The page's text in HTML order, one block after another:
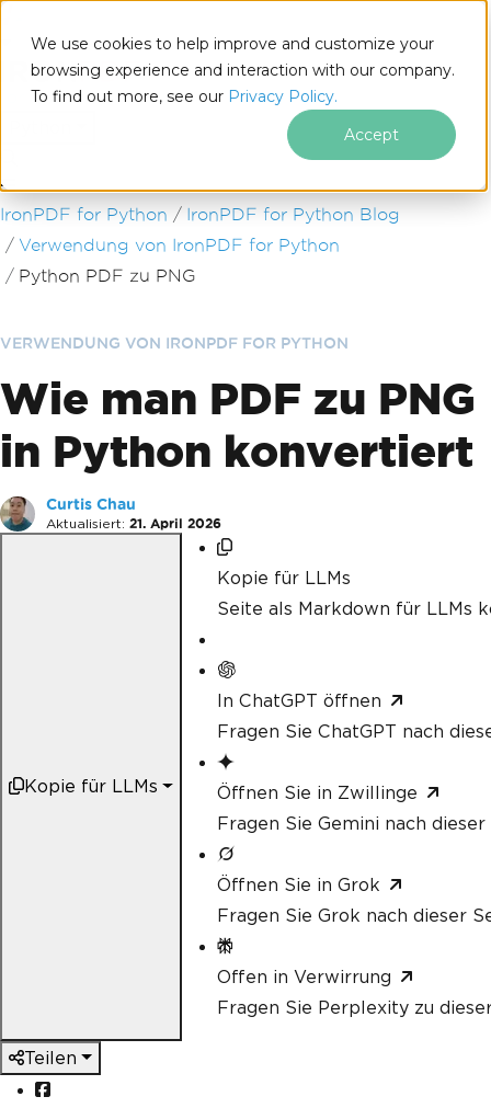
We use cookies to help improve and customize your
browsing experience and interaction with our company.
To find out more, see our Privacy Policy.
Accept
Zum Fußzeileninhalt springen
IronPDF for Python
IronPDF for Python Blog
Verwendung von IronPDF for Python
Python PDF zu PNG
VERWENDUNG VON IRONPDF FOR PYTHON
Wie man PDF zu PNG
in Python konvertiert
Curtis Chau
Aktualisiert: 21. April 2026
Kopie für LLMs
Kopie für LLMs
Seite als Markdown für LLMs
In ChatGPT öffnen
Fragen Sie ChatGPT nach
Öffnen Sie in Zwillinge
Fragen Sie Gemini nach
Öffnen Sie in Grok
Fragen Sie Grok nach dieser
Offen in Verwirrung
Fragen Sie Perplexity zu
Teilen